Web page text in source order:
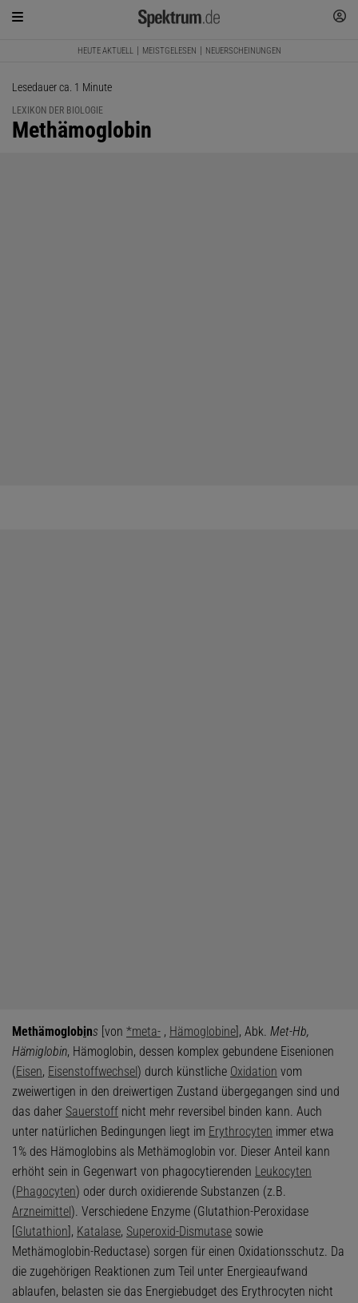
HEUTE AKTUELL MEISTGELESEN NEUERSCHEINUNGEN
Lesedauer ca. 1 Minute
LEXIKON DER BIOLOGIE
:
Methämoglobin
Methämoglobins [von *meta- , Hämoglobine], Abk. Met-Hb,
Hämiglobin, Hämoglobin, dessen komplex gebundene Eisenionen
(Eisen, Eisenstoffwechsel) durch künstliche Oxidation vom
zweiwertigen in den dreiwertigen Zustand übergegangen sind und
das daher Sauerstoff nicht mehr reversibel binden kann. Auch
unter natürlichen Bedingungen liegt im Erythrocyten immer etwa
1% des Hämoglobins als Methämoglobin vor. Dieser Anteil kann
erhöht sein in Gegenwart von phagocytierenden Leukocyten
(Phagocyten) oder durch oxidierende Substanzen (z.B.
Arzneimittel). Verschiedene Enzyme (Glutathion-Peroxidase
[Glutathion], Katalase, Superoxid-Dismutase sowie
Methämoglobin-Reductase) sorgen für einen Oxidationsschutz. Da
die zugehörigen Reaktionen zum Teil unter Energieaufwand
ablaufen, belasten sie das Energiebudget des Erythrocyten nicht